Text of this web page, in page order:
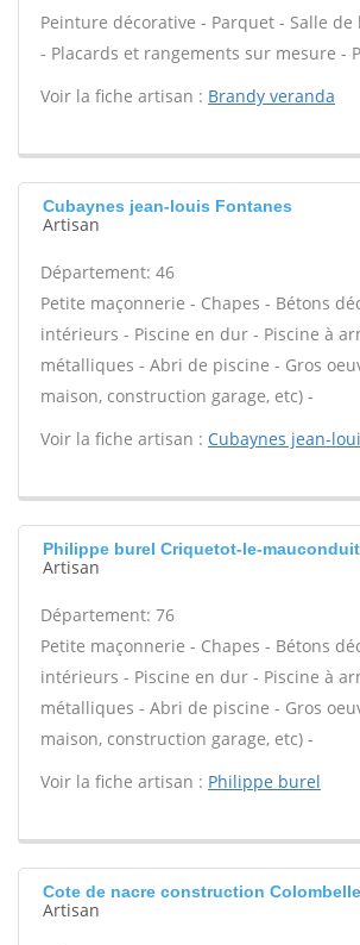
Peinture décorative - Parquet - Salle
- Placards et rangements sur mesure -
Voir la fiche artisan : Brandy veranda
Cubaynes jean-louis Fontanes
Artisan
Département: 46
Petite maçonnerie - Chapes - Bétons
intérieurs - Piscine en dur - Piscine à
métalliques - Abri de piscine - Gros
maison, construction garage, etc) -
Voir la fiche artisan : Cubaynes jean-
Philippe burel Criquetot-le-mauconduit
Artisan
Département: 76
Petite maçonnerie - Chapes - Bétons
intérieurs - Piscine en dur - Piscine à
métalliques - Abri de piscine - Gros
maison, construction garage, etc) -
Voir la fiche artisan : Philippe burel
Cote de nacre construction
Artisan